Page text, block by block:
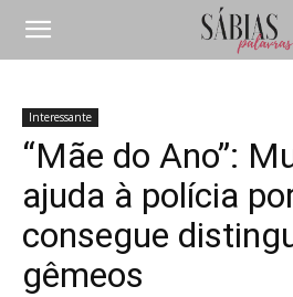
Interessante
“Mãe do Ano”:
ajuda à polícia
consegue
gêmeos